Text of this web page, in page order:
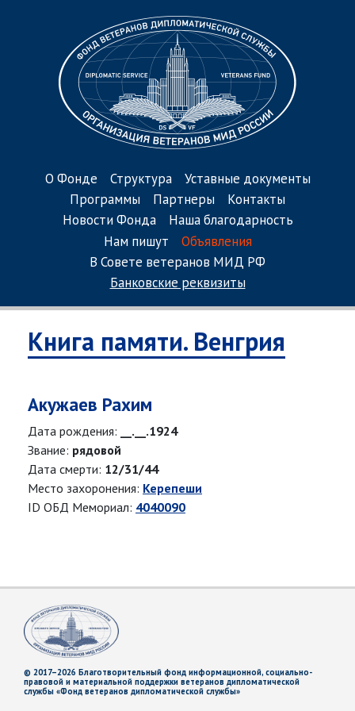
О Фонде Структура
Уставные документы
Программы
Партнеры
Контакты
Новости Фонда
Наша благодарность
Нам пишут
Объявления
В Совете ветеранов МИД РФ
Банковские реквизиты
Книга памяти. Венгрия
Акужаев Рахим
Дата рождения:
__.__.1924
Звание: рядовой
Дата смерти: 12/31/44
Место захоронения: Керепеши
ID ОБД Мемориал: 4040090
© 2017–2026 Благотворительный фонд информационной, социально-
правовой и материальной поддержки ветеранов дипломатической
службы «Фонд ветеранов дипломатической службы»